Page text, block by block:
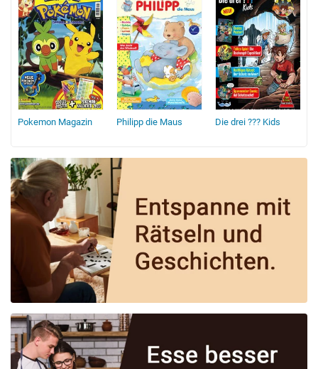
Pokemon Magazin Philipp die Maus Die drei ??? Kids